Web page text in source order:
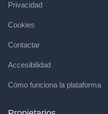
Privacidad
Cookies
Contactar
Accesibilidad
Cómo funciona la plataforma